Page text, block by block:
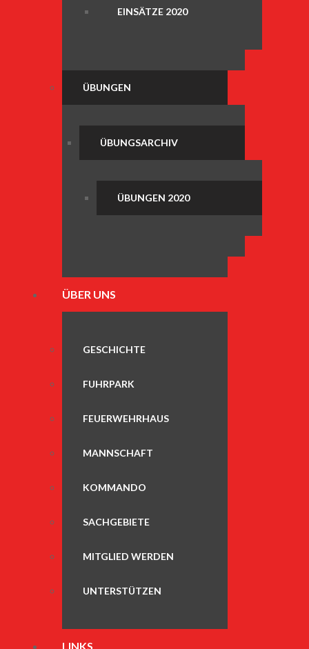
EINSÄTZE 2020
ÜBUNGEN
ÜBUNGSARCHIV
ÜBUNGEN 2020
ÜBER UNS
GESCHICHTE
FUHRPARK
FEUERWEHRHAUS
MANNSCHAFT
KOMMANDO
SACHGEBIETE
MITGLIED WERDEN
UNTERSTÜTZEN
LINKS